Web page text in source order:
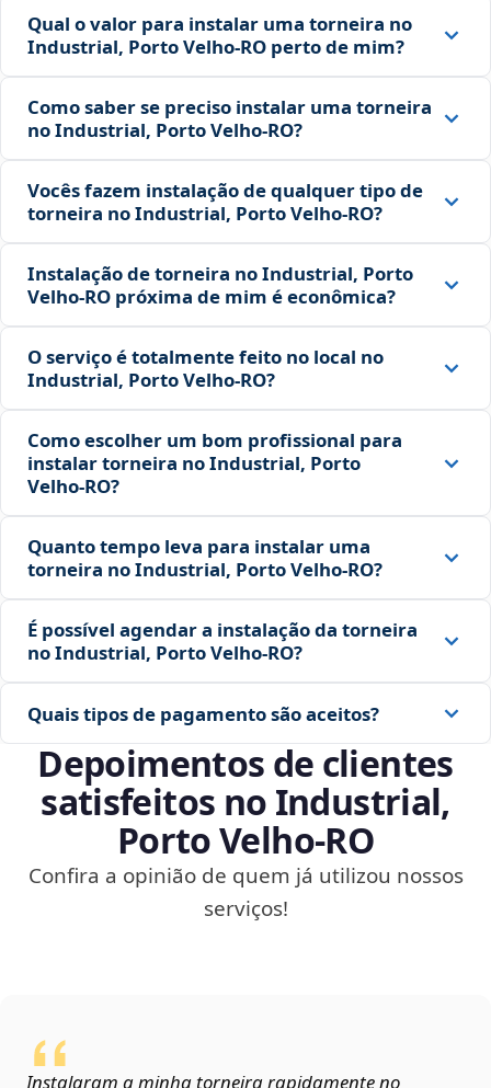
Qual o valor para instalar uma torneira no
Industrial, Porto Velho‑RO perto de mim?
Como saber se preciso instalar uma torneira
no Industrial, Porto Velho‑RO?
Vocês fazem instalação de qualquer tipo de
torneira no Industrial, Porto Velho‑RO?
Instalação de torneira no Industrial, Porto
Velho‑RO próxima de mim é econômica?
O serviço é totalmente feito no local no
Industrial, Porto Velho‑RO?
Como escolher um bom profissional para
instalar torneira no Industrial, Porto
Velho‑RO?
Quanto tempo leva para instalar uma
torneira no Industrial, Porto Velho‑RO?
É possível agendar a instalação da torneira
no Industrial, Porto Velho‑RO?
Quais tipos de pagamento são aceitos?
Depoimentos de clientes
satisfeitos no Industrial,
Porto Velho‑RO
Confira a opinião de quem já utilizou nossos
serviços!
Instalaram a minha torneira rapidamente no